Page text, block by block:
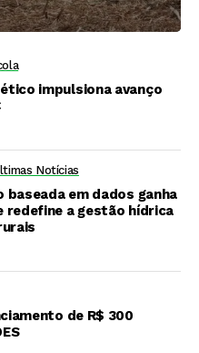
impulsiona avanço
Notícias
baseada em dados ganha
redefine a gestão hídrica
de R$ 300